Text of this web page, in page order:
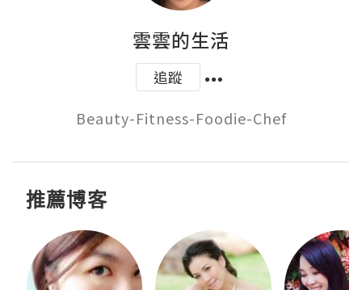
雲雲的生活
追蹤
Beauty-Fitness-Foodie-Chef
推薦博客